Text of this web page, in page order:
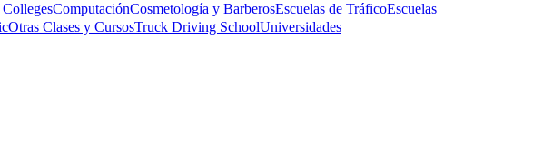
ComputaciónCosmetología y BarberosEscuelas de TráficoEscuelas
Otras Clases y CursosTruck Driving SchoolUniversidades